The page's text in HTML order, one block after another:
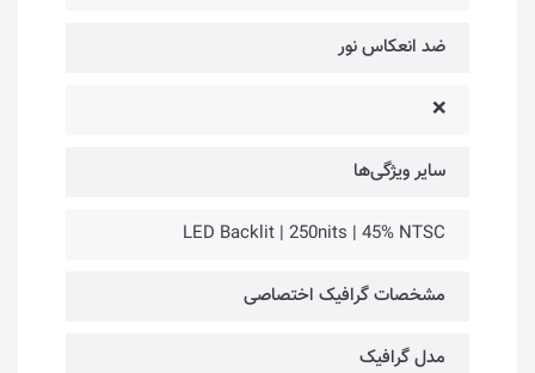
ضد انعکاس نور
❌
سایر ویژگی‌ها
LED Backlit | 250nits | 45% NTSC
مشخصات گرافیک اختصاصی
مدل گرافیک